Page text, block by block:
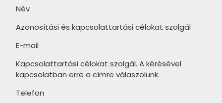
PARADYZ Sari termékcsalád
PARADYZ Bliss termékcsalád
PARADYZ Daybreak termékcsalád
PARADYZ Serene termékcsalád
PARADYZ Sweet termékcsalád
ARTÉ Etno termékcsalád
ARTÉ Amarena termékcsalád
ARTÉ Pueblo termékcsalád
ARTÉ Blackwall termékcsalád
MAINZU Patchwood termékcsalád
Név
Azonosítási és kapcsolattartási célokat szolgál
E-mail
Kapcsolattartási célokat szolgál. A kérésével
kapcsolatban erre a címre válaszolunk.
Telefon